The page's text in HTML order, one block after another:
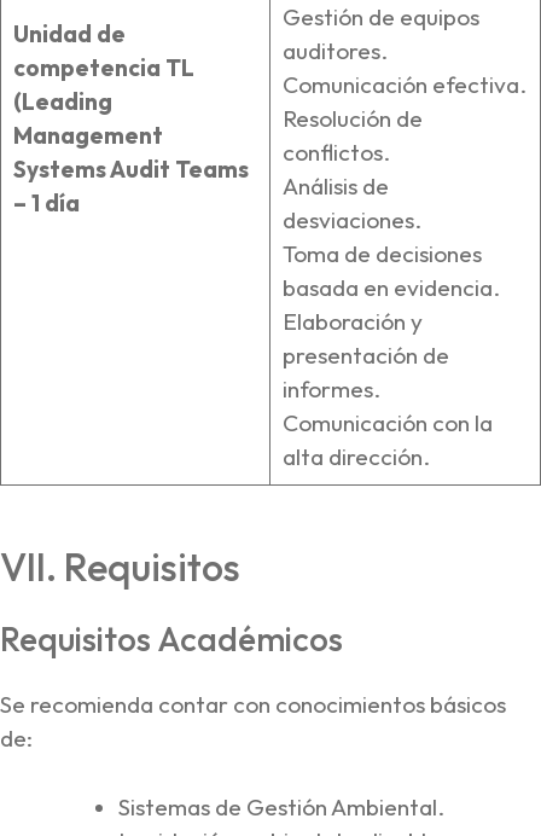
Unidad de
competencia TL
(Leading
Management
Systems Audit Teams
– 1 día
Gestión de equipos
auditores.
Comunicación efectiva.
Resolución de
conflictos.
Análisis de
desviaciones.
Toma de decisiones
basada en evidencia.
Elaboración y
presentación de
informes.
Comunicación con la
alta dirección.
VII. Requisitos
Requisitos Académicos
Se recomienda contar con conocimientos básicos
de:
Sistemas de Gestión Ambiental.